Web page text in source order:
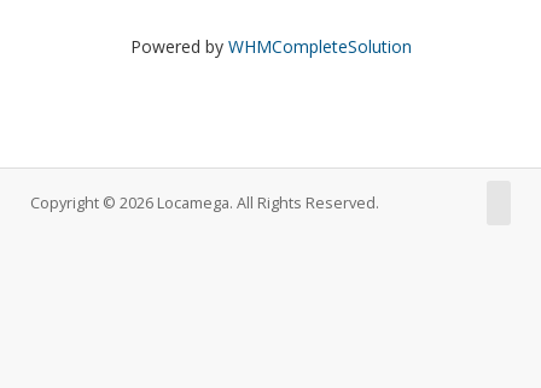
Powered by WHMCompleteSolution
Copyright © 2026 Locamega. All Rights Reserved.